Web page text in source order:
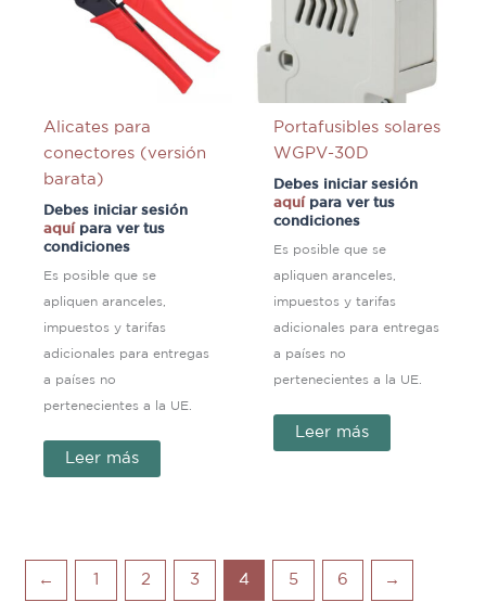
Alicates para
conectores (versión
barata)
Debes iniciar sesión
aquípara ver tus
condiciones
Es posible que se
apliquen aranceles,
impuestos y tarifas
adicionales para entregas
a países no
pertenecientes a la UE.
Leer más
Portafusibles solares
WGPV-30D
Debes iniciar sesión
aquípara ver tus
condiciones
Es posible que se
apliquen aranceles,
impuestos y tarifas
adicionales para entregas
a países no
pertenecientes a la UE.
Leer más
← 1 2 3 4 5 6 →